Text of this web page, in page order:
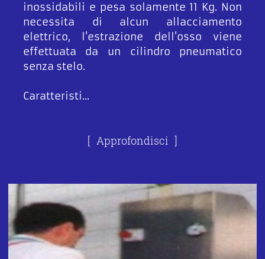
inossidabili e pesa solamente 11 Kg. Non
necessita di alcun allacciamento
elettrico, l'estrazione dell'osso viene
effettuata da un cilindro pneumatico
senza stelo.
Caratteristi...
Approfondisci